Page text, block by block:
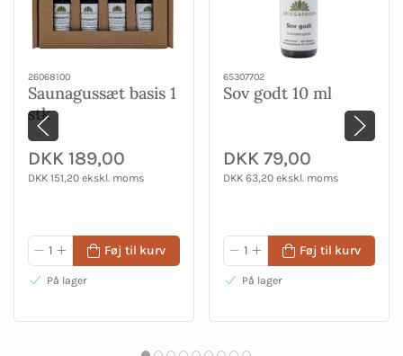
26068100
Saunagussæt basis 1
stk
DKK 189,00
DKK 151,20 ekskl. moms
Føj til kurv
På lager
65307702
Sov godt 10 ml
DKK 79,00
DKK 63,20 ekskl. moms
Føj til kurv
På lager